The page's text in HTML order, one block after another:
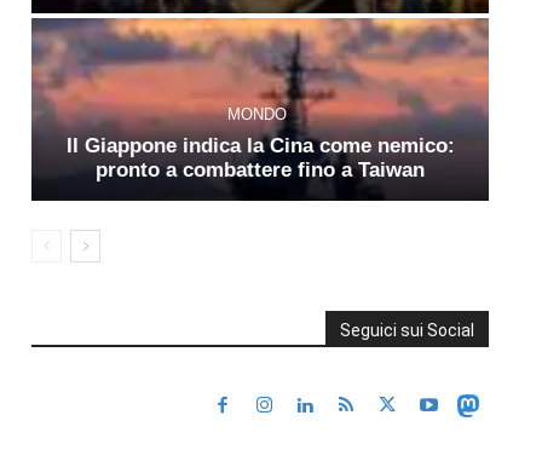
MONDO
Il Giappone indica la Cina come nemico:
pronto a combattere fino a Taiwan
Seguici sui Social